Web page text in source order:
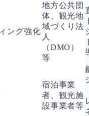
ング強化
地方公共団
体、観光地
域づくり法
人
（DMO）
等
宿泊事業
者、観光施
設事業者等